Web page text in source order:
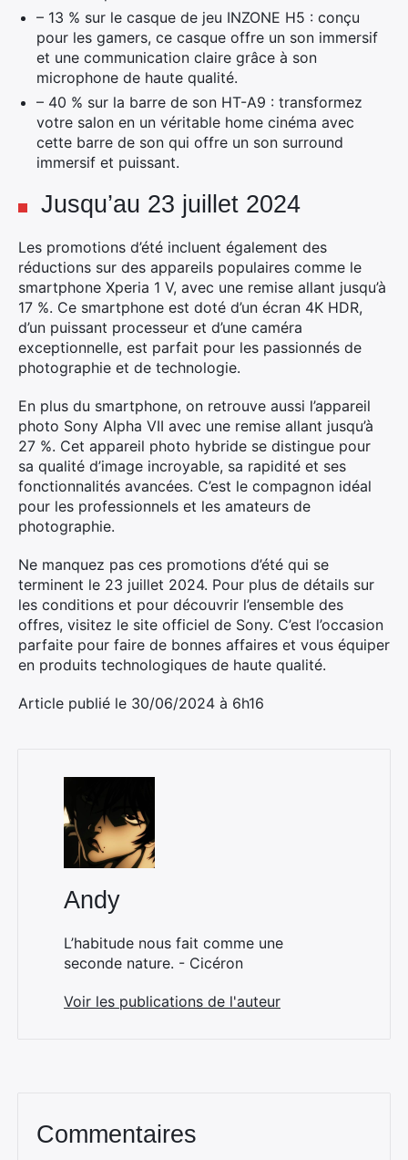
– 13 % sur le casque de jeu INZONE H5 : conçu
pour les gamers, ce casque offre un son immersif
et une communication claire grâce à son
microphone de haute qualité.
– 40 % sur la barre de son HT-A9 : transformez
votre salon en un véritable home cinéma avec
cette barre de son qui offre un son surround
immersif et puissant.
Jusqu’au 23 juillet 2024
Les promotions d’été incluent également des
réductions sur des appareils populaires comme le
smartphone Xperia 1 V, avec une remise allant jusqu’à
17 %. Ce smartphone est doté d’un écran 4K HDR,
d’un puissant processeur et d’une caméra
exceptionnelle, est parfait pour les passionnés de
photographie et de technologie​.
En plus du smartphone, on retrouve aussi l’appareil
photo Sony Alpha VII avec une remise allant jusqu’à
27 %. Cet appareil photo hybride se distingue pour
sa qualité d’image incroyable, sa rapidité et ses
fonctionnalités avancées. C’est le compagnon idéal
pour les professionnels et les amateurs de
photographie​.
Ne manquez pas ces promotions d’été qui se
terminent le 23 juillet 2024. Pour plus de détails sur
les conditions et pour découvrir l’ensemble des
offres, visitez le site officiel de Sony. C’est l’occasion
parfaite pour faire de bonnes affaires et vous équiper
en produits technologiques de haute qualité.
Article publié le 30/06/2024 à 6h16
Andy
L’habitude nous fait comme une
seconde nature. - Cicéron
Voir les publications de l'auteur
Commentaires
Rechercher